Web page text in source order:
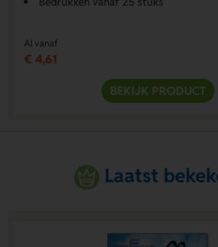
Al vanaf
€ 4,61
BEKIJK PRODUCT
Laatst